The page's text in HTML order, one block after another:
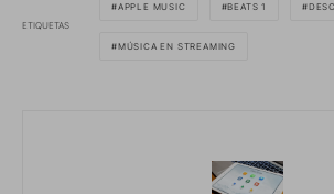
ETIQUETAS
APPLE MUSIC BEATS 1
MÚSICA EN STREAMING